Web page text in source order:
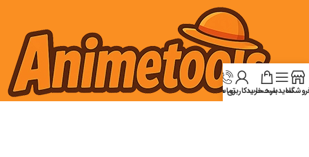
سایدبارسبد خرید
حساب کاربری من
تماس